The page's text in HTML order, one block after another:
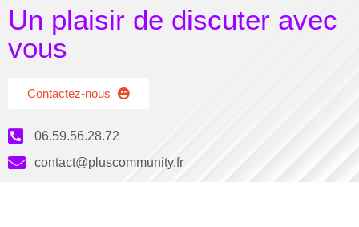
Un plaisir de discuter avec
vous
Contactez-nous
06.59.56.28.72
contact@pluscommunity.fr